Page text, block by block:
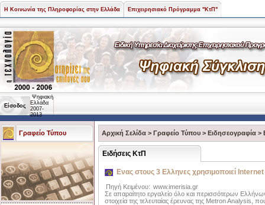
Η Κοινωνία της Πληροφορίας στην Ελλάδα Επιχειρησιακό Πρόγραμμα "ΚτΠ"
Είσοδος
Ψηφιακή
Ελλάδα
2007-
2013
Γραφείο Τύπου Αρχική Σελίδα > Γραφείο Τύπου > Ειδησεογραφία >
Ειδήσεις ΚτΠ
Ενας στους 3 Ελληνες χρησιμοποιεί Internet
Πηγή Κειμένου: www.imerisia.gr
Σε απαραίτητο εργαλείο όλο και περισσότερων
στοιχεία της τελευταίας έρευνας της Metron Analysis,